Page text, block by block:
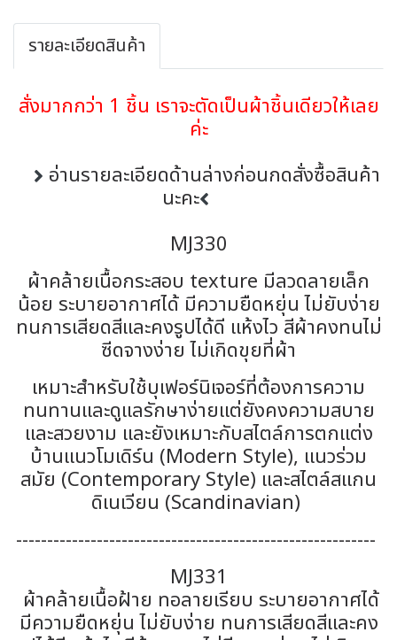
รายละเอียดสินค้า
สั่งมากกว่า 1 ชิ้น เราจะตัดเป็นผ้าชิ้นเดียวให้เลย
ค่ะ
อ่านรายละเอียดด้านล่างก่อนกดสั่งซื้อสินค้า
นะคะ
MJ330
ผ้าคล้ายเนื้อกระสอบ texture มีลวดลายเล็ก
น้อย ระบายอากาศได้ มีความยืดหยุ่น ไม่ยับง่าย
ทนการเสียดสีและคงรูปได้ดี แห้งไว สีผ้าคงทนไม่
ซีดจางง่าย ไม่เกิดขุยที่ผ้า
เหมาะสำหรับใช้บุเฟอร์นิเจอร์ที่ต้องการความ
ทนทานและดูแลรักษาง่ายแต่ยังคงความสบาย
และสวยงาม และยังเหมาะกับสไตล์การตกแต่ง
บ้านแนวโมเดิร์น (Modern Style), แนวร่วม
สมัย (Contemporary Style) และสไตล์สแกน
ดิเนเวียน (Scandinavian)
----------------------------------------------------------
MJ331
ผ้าคล้ายเนื้อฝ้าย ทอลายเรียบ ระบายอากาศได้
มีความยืดหยุ่น ไม่ยับง่าย ทนการเสียดสีและคง